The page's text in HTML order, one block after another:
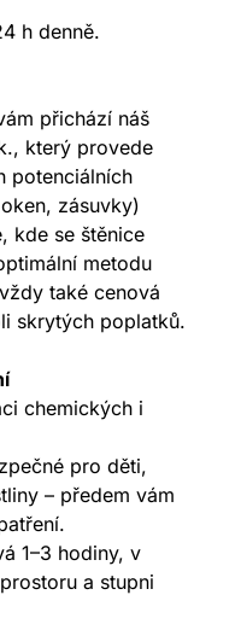
h denně.
přichází náš
který provede
potenciálních
zásuvky)
kde se štěnice
metodu
také cenová
skrytých poplatků.
chemických i
pro děti,
– předem vám
1–3 hodiny, v
a stupni